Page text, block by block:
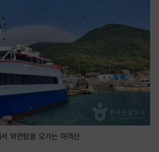
서 외연항을 오가는 여객선